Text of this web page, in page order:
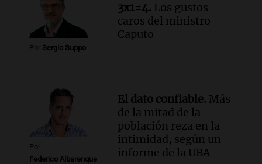
Por Sergio Suppo
3x1=4. Los gustos
caros del ministro
Caputo
Por
Federico Albarenque
El dato confiable. Más
de la mitad de la
población reza en la
intimidad, según un
informe de la UBA